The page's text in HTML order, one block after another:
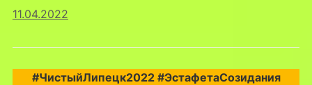
11.04.2022
#ЧистыйЛипецк2022 #ЭстафетаСозидания